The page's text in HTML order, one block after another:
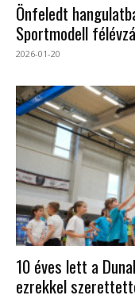
Önfeledt
Sportmodell
2026-01-20
10 éves lett a
ezrekkel